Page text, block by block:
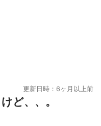
更新日時：6ヶ月以上前
ど、、。